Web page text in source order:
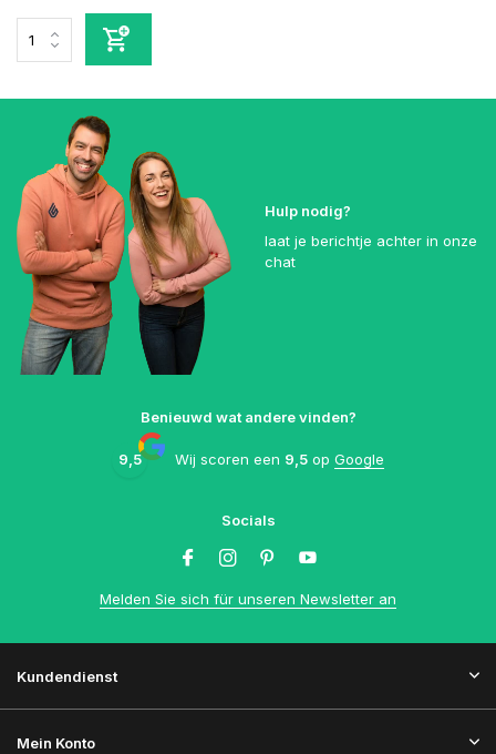
Hulp nodig?
laat je berichtje achter in onze
chat
Benieuwd wat andere vinden?
9,5 Wij scoren een 9,5 op Google
Socials
Melden Sie sich für unseren Newsletter an
Kundendienst
Mein Konto